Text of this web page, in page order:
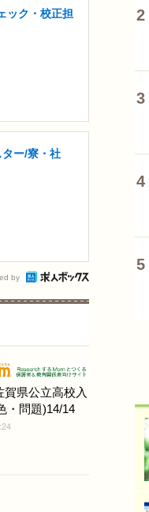
ック・校正担
ー/寮・社
by
賀県公立高校入
・問題)14/14